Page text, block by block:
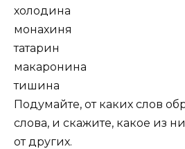
холодина
монахиня
татарин
макаронина
тишина
Подумайте, от каких слов
слова, и скажите, какое из
от других.